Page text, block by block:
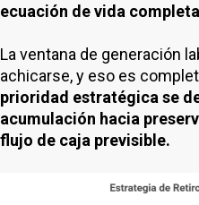
ecuación de vida
La ventana de generación
achicarse, y eso es
prioridad estratégica se
acumulación hacia
flujo de caja previsible.